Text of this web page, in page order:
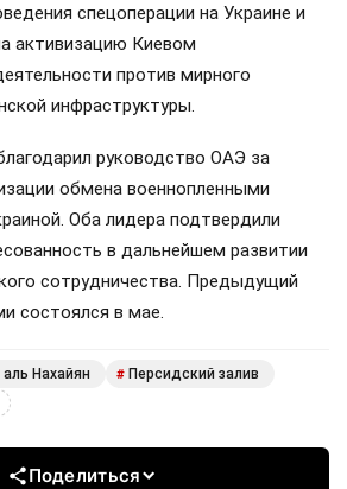
спецоперации на Украине и
активизацию Киевом
против мирного
инфраструктуры.
руководство ОАЭ за
обмена военнопленными
Оба лидера подтвердили
в дальнейшем развитии
сотрудничества. Предыдущий
состоялся в мае.
аль Нахайян # Персидский залив
Поделиться